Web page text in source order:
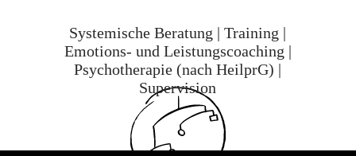
Systemische Beratung | Training |
Emotions- und Leistungscoaching |
Psychotherapie (nach HeilprG) |
Supervision